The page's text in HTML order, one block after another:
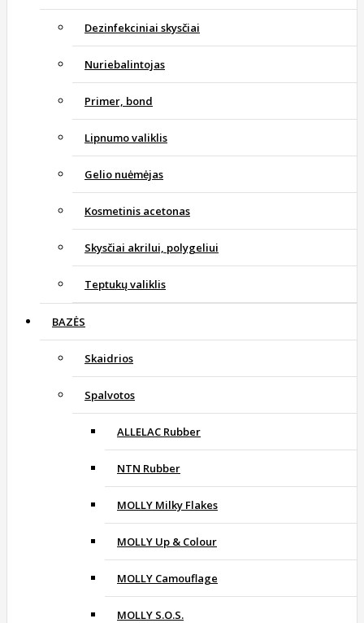
Dezinfekciniai skysčiai
Nuriebalintojas
Primer, bond
Lipnumo valiklis
Gelio nuėmėjas
Kosmetinis acetonas
Skysčiai akrilui, polygeliui
Teptukų valiklis
BAZĖS
Skaidrios
Spalvotos
ALLELAC Rubber
NTN Rubber
MOLLY Milky Flakes
MOLLY Up & Colour
MOLLY Camouflage
MOLLY S.O.S.